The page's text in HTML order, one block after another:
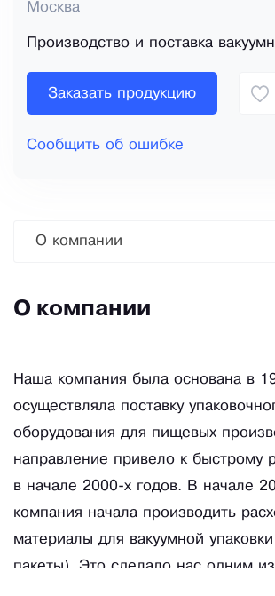
Москва
Производство и поставка
Заказать продукцию
Сообщить об ошибке
О компании
О компании
Наша компания была основана в
осуществляла поставку
оборудования для пищевых
направление привело к быстрому
в начале 2000-х годов. В начале
компания начала производить
материалы для вакуумной
пакеты). Это сделало нас одним